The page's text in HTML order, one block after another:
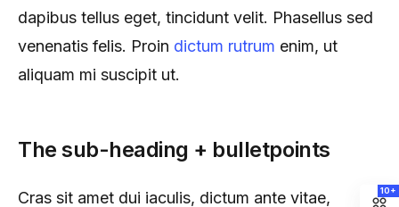
10+
dapibus tellus eget, tincidunt velit. Phasellus sed
venenatis felis. Proin dictum rutrum enim, ut
aliquam mi suscipit ut.
The sub-heading + bulletpoints
Cras sit amet dui iaculis, dictum ante vitae,